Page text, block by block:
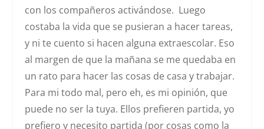
con los compañeros activándose. Luego
costaba la vida que se pusieran a hacer tareas,
y ni te cuento si hacen alguna extraescolar. Eso
al margen de que la mañana se me quedaba en
un rato para hacer las cosas de casa y trabajar.
Para mi todo mal, pero eh, es mi opinión, que
puede no ser la tuya. Ellos prefieren partida, yo
prefiero y necesito partida (por cosas como la